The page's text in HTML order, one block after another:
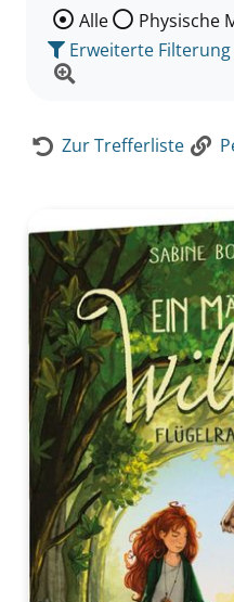
Wählen Sie die
Alle Physische
Erweiterte Filterung
Zur Trefferliste